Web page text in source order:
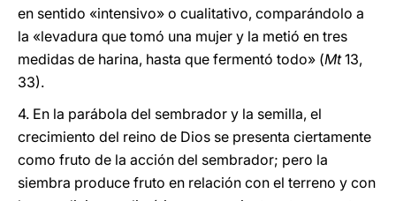
en sentido «intensivo» o cualitativo, comparándolo a
la «levadura que tomó una mujer y la metió en tres
medidas de harina, hasta que fermentó todo» (Mt13,
33).
4. En la parábola del sembrador y la semilla, el
crecimiento del reino de Dios se presenta ciertamente
como fruto de la acción del sembrador; pero la
siembra produce fruto en relación con el terreno y con